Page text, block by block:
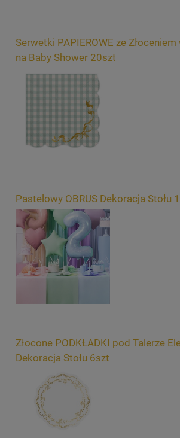
Serwetki PAPIEROWE ze
na Baby Shower 20szt
Pastelowy OBRUS Dekoracja Stołu
Złocone PODKŁADKI pod Talerze
Dekoracja Stołu 6szt